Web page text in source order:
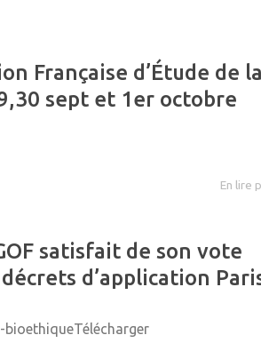
Française d’Étude de la
sept et 1er octobre
En lire
satisfait de son vote
d’application